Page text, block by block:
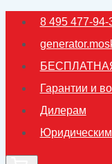
Перейти
содержимому
8 495 477-94-
БЕСПЛАТНАЯ
Гарантии и
Дилерам